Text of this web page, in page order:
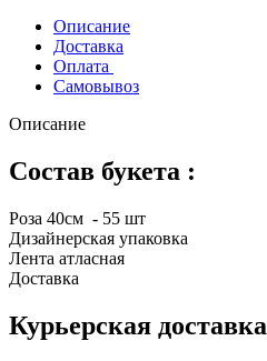
Описание
Доставка
Оплата
Самовывоз
Описание
Состав букета :
Роза 40см - 55 шт
Дизайнерская упаковка
Лента атласная
Доставка
Курьерская доставка